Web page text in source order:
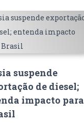
suspende
de diesel;
impacto para